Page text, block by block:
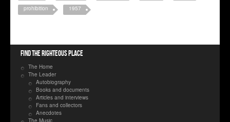
prohibition
1957
Find the righteous place
The Home
The Leader
Autobiography
Books and documents
Articles and interviews
Fans and collectors
Anecdotes
The Music